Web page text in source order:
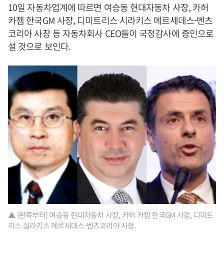
10일 자동차업계에 따르면 여승동 현대자동차 사장, 카허
카젬 한국GM 사장, 디미트리스 시라키스 메르세데스-벤츠
코리아 사장 등 자동차회사 CEO들이 국정감사에 증인으로
설 것으로 보인다.
▲ (왼쪽부터) 여승동 현대자동차 사장, 카허 카젬 한국GM 사장, 디미트
리스 실라키스 메르세데스-벤츠코리아 사장.